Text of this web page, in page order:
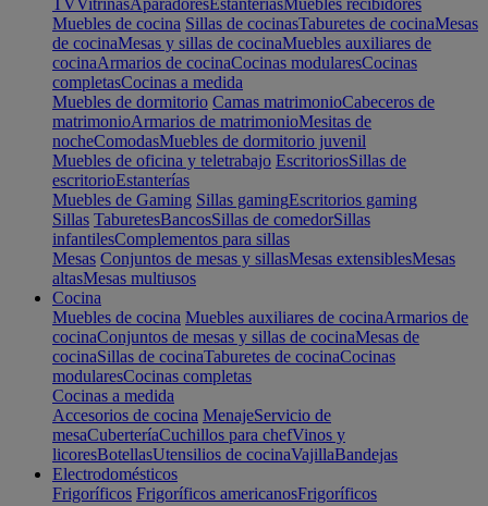
TVVitrinasAparadoresEstanteriasMuebles recibidores
Muebles de cocina Sillas de cocinasTaburetes de cocinaMesas
de cocinaMesas y sillas de cocinaMuebles auxiliares de
cocinaArmarios de cocinaCocinas modularesCocinas
completasCocinas a medida
Muebles de dormitorio Camas matrimonioCabeceros de
matrimonioArmarios de matrimonioMesitas de
nocheComodasMuebles de dormitorio juvenil
Muebles de oficina y teletrabajo EscritoriosSillas de
escritorioEstanterías
Muebles de Gaming Sillas gamingEscritorios gaming
Sillas TaburetesBancosSillas de comedorSillas
infantilesComplementos para sillas
Mesas Conjuntos de mesas y sillasMesas extensiblesMesas
altasMesas multiusos
Cocina
Muebles de cocina Muebles auxiliares de cocinaArmarios de
cocinaConjuntos de mesas y sillas de cocinaMesas de
cocinaSillas de cocinaTaburetes de cocinaCocinas
modularesCocinas completas
Cocinas a medida
Accesorios de cocina MenajeServicio de
mesaCuberteríaCuchillos para chefVinos y
licoresBotellasUtensilios de cocinaVajillaBandejas
Electrodomésticos
Frigoríficos Frigoríficos americanosFrigoríficos